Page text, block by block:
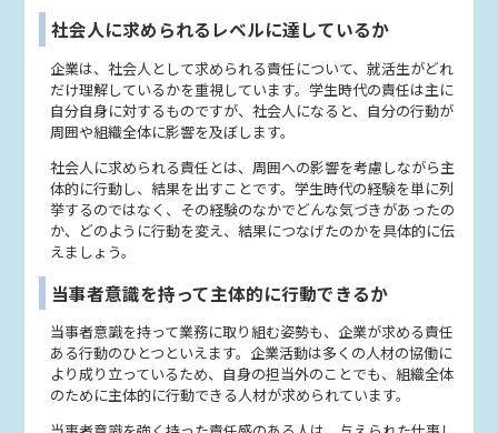
社会人に求められるレベルに達しているか
企業は、社会人として求められる責任について、就活生がどれ
だけ理解しているかを重視しています。学生時代の責任は主に
自分自身に対するものですが、社会人になると、自分の行動が
周囲や組織全体に影響を及ぼします。
社会人に求められる責任とは、周囲への影響を考慮しながら主
体的に行動し、結果を出すことです。学生時代の経験を単に列
挙するのではなく、その経験のなかでどんな気づきがあったの
か、どのように行動を変え、結果につなげたのかを具体的に伝
えましょう。
当事者意識を持って主体的に行動できるか
当事者意識を持って業務に取り組む姿勢も、企業が求める責任
ある行動のひとつといえます。企業活動は多くの人材の協働に
より成り立っているため、自身の担当外のことでも、組織全体
のために主体的に行動できる人材が求められています。